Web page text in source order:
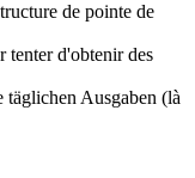
de pointe de
tenter d'obtenir des
Ausgaben (là